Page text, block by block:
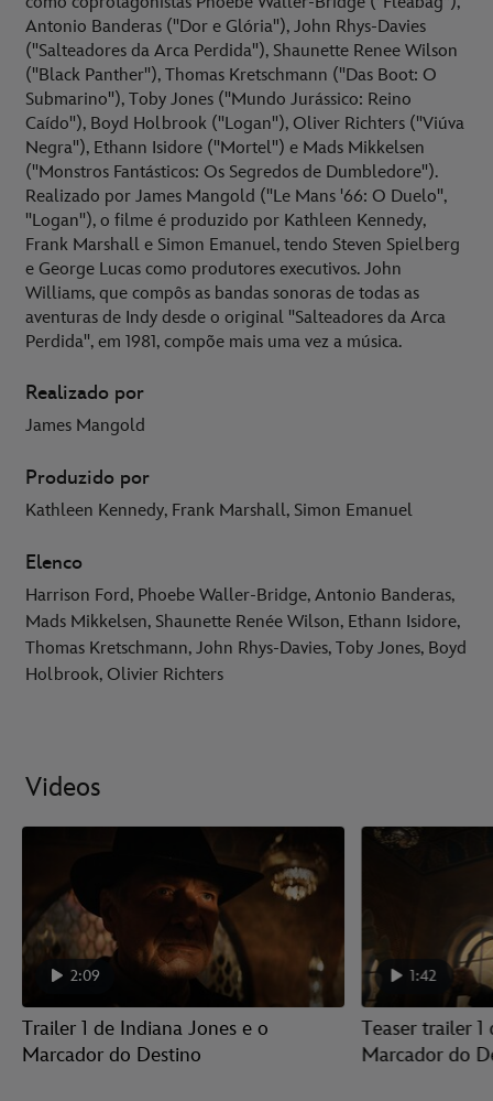
Antonio Banderas ("Dor e Glória"), John Rhys-Davies
("Salteadores da Arca Perdida"), Shaunette Renee Wilson
("Black Panther"), Thomas Kretschmann ("Das Boot: O
Submarino"), Toby Jones ("Mundo Jurássico: Reino
Caído"), Boyd Holbrook ("Logan"), Oliver Richters ("Viúva
Negra"), Ethann Isidore ("Mortel") e Mads Mikkelsen
("Monstros Fantásticos: Os Segredos de Dumbledore").
Realizado por James Mangold ("Le Mans '66: O Duelo",
"Logan"), o filme é produzido por Kathleen Kennedy,
Frank Marshall e Simon Emanuel, tendo Steven Spielberg
e George Lucas como produtores executivos. John
Williams, que compôs as bandas sonoras de todas as
aventuras de Indy desde o original "Salteadores da Arca
Perdida", em 1981, compõe mais uma vez a música.
Realizado por
James Mangold
Produzido por
Kathleen Kennedy, Frank Marshall, Simon Emanuel
Elenco
Harrison Ford, Phoebe Waller-Bridge, Antonio Banderas,
Mads Mikkelsen, Shaunette Renée Wilson, Ethann Isidore,
Thomas Kretschmann, John Rhys-Davies, Toby Jones, Boyd
Holbrook, Olivier Richters
Videos
2:09
Trailer 1 de Indiana Jones e o
Marcador do Destino
1:42
Teaser trailer
Marcador do